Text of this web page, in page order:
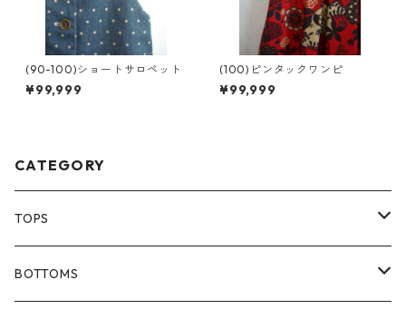
(90-100)ショートサロペット
¥99,999
(100)ピンタックワンピ
¥99,999
CATEGORY
TOPS
80size
BOTTOMS